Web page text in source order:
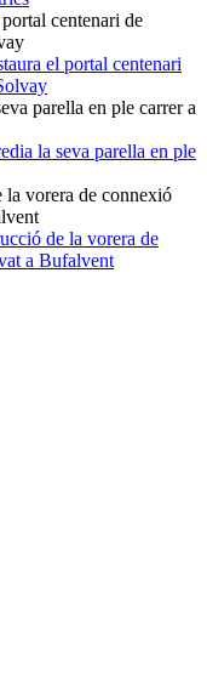
el portal centenari
la seva parella en ple
de la vorera de
a Bufalvent